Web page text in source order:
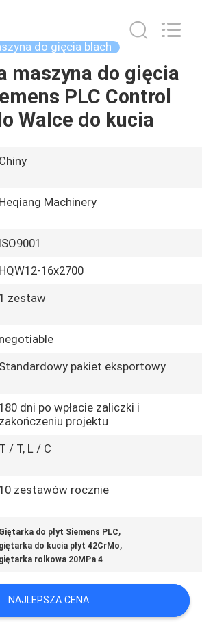
do gięcia blach
maszyna do gięcia
PLC Control
Walce do kucia
Chiny
Heqiang Machinery
ISO9001
HQW12-16x2700
1 zestaw
negotiable
Standardowy pakiet eksportowy
180 dni po wpłacie zaliczki i
zakończeniu projektu
T / T, L / C
10 zestawów rocznie
Giętarka do płyt Siemens PLC,
giętarka do kucia płyt 42CrMo,
giętarka rolkowa 20MPa 4
NAJLEPSZA CENA